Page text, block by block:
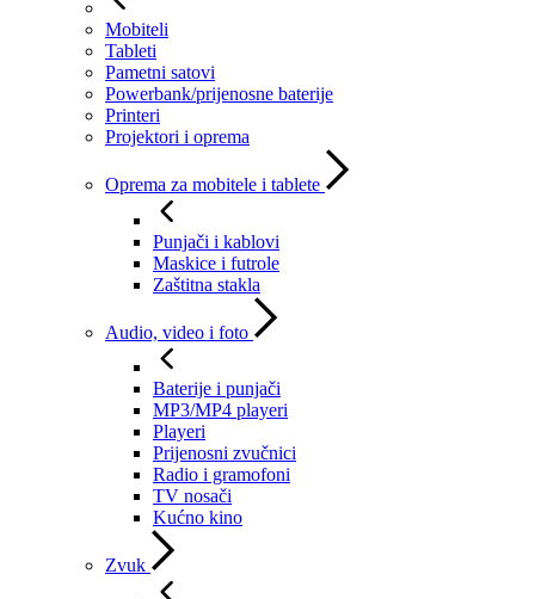
Mobiteli
Tableti
Pametni satovi
Powerbank/prijenosne baterije
Printeri
Projektori i oprema
Oprema za mobitele i tablete
Punjači i kablovi
Maskice i futrole
Zaštitna stakla
Audio, video i foto
Baterije i punjači
MP3/MP4 playeri
Playeri
Prijenosni zvučnici
Radio i gramofoni
TV nosači
Kućno kino
Zvuk